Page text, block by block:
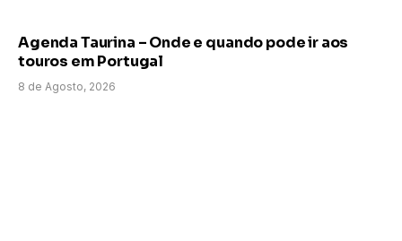
Agenda Taurina – Onde e quando pode ir aos
touros em Portugal
8 de Agosto, 2026